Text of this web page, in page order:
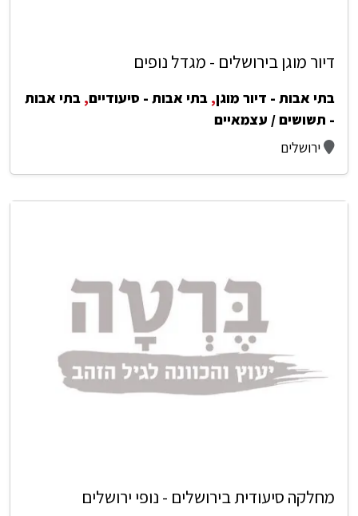
דיור מוגן בירושלים - מגדל נופים
בתי אבות - דיור מוגן, בתי אבות - סיעודיים, בתי אבות
- תשושים / עצמאיים
ירושלים
מחלקה סיעודית בירושלים - נופי ירושלים